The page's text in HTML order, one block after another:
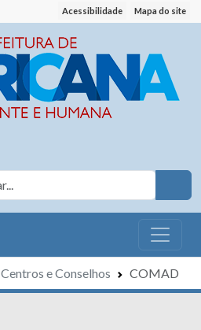
Acessibilidade Mapa do site
Centros e Conselhos COMAD